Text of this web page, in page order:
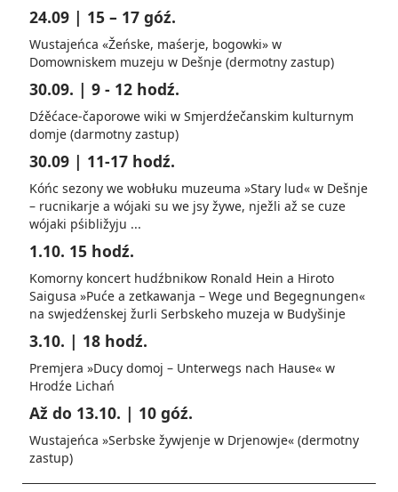
24.09 | 15 – 17 góź.
Wustajeńca «Žeńske, maśerje, bogowki» w
Domowniskem mu­zeju w Dešnje (dermotny zastup)
30.09. | 9 - 12 hodź.
Dźěćace-čaporowe wiki w Smjerdźečanskim kulturnym
domje (darmotny zastup)
30.09 | 11-17 hodź.
Kóńc sezony we wobłuku muzeuma­ »Stary lud« w Dešnje
– rucni­karje a wójaki su we jsy žywe, nježli až se cuze
wójaki pśibli­žyju ...
1.10. 15 hodź.
Komorny koncert hudźbnikow Ronald Hein a Hiroto
Saigusa »Puće a zetkawanja – Wege und Begegnungen«
na swjedźenskej žurli Serbskeho muzeja w Bu­dyšinje
3.10. | 18 hodź.
Premjera »Ducy domoj – Unterwegs nach Hause« w
Hrodźe Lichań
Až do 13.10. | 10 góź.
Wustajeńca »Serbske žywjenje w Drjenowje« (dermotny
zastup­)